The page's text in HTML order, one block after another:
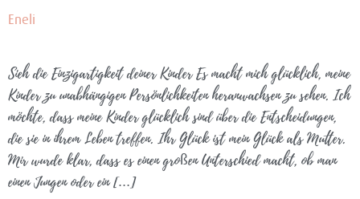
Eneli
Sieh die Einzigartigkeit deiner Kinder Es macht mich glücklich, meine
Kinder zu unabhängigen Persönlichkeiten heranwachsen zu sehen. Ich
möchte, dass meine Kinder glücklich sind über die Entscheidungen,
die sie in ihrem Leben treffen. Ihr Glück ist mein Glück als Mutter.
Mir wurde klar, dass es einen großen Unterschied macht, ob man
einen Jungen oder ein […]